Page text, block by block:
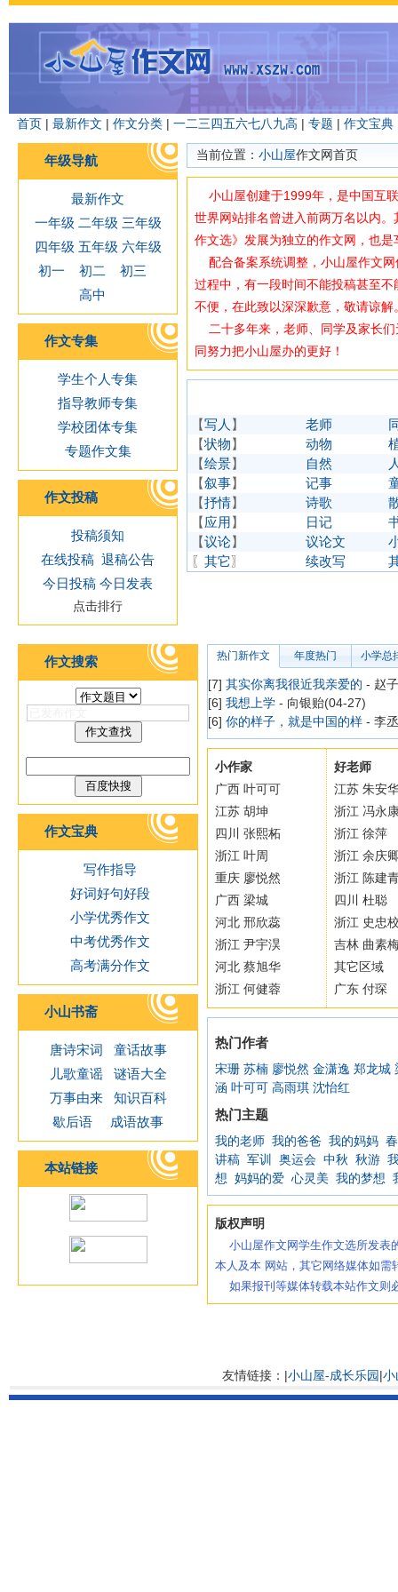
首页 | 最新作文 | 作文分类 | 一二三四五六七八九高 | 专题 | 作文宝典
年级导航
最新作文
一年级 二年级 三年级
四年级 五年级 六年级
初一
初二
初三
高中
作文专集
学生个人专集
指导教师专集
学校团体专集
专题作文集
作文投稿
投稿须知
在线投稿 退稿公告
今日投稿 今日发表
点击排行
当前位置： 小山屋作文网首页
小山屋创建于1999年，是中国互
世界网站排名曾进入前两万名以内
作文选》发展为独立的作文网，也
配合备案系统调整，小山屋作文网
过程中，有一段时间不能投稿甚至
不便，在此致以深深歉意，敬请谅解
二十多年来，老师、同学及家长们
同努力把小山屋办的更好！
【写人 】 老师
【状物】 动物
【绘景】 自然
【叙事】 记事
【抒情】 诗歌
【应用】 日记
【议论】 议论文
〖 其它〗 续改写
作文搜索
作文宝典
写作指导
好词好句好段
小学优秀作文
中考优秀作文
高考满分作文
小山书斋
唐诗宋词
童话故事
儿歌童谣
谜语大全
万事由来
知识百科
歇后语
成语故事
本站链接
热门新作文 年度热门 小学总
[7] 其实你离我很近我亲爱的 - 赵
[6] 我想上学 - 向银贻(04-27)
[6] 你的样子，就是中国的样 - 李
小作家
广西 叶可可
江苏 胡坤
四川 张熙柘
浙江 叶周
重庆 廖悦然
广西 梁城
河北 邢欣蕊
浙江 尹宇淏
河北 蔡旭华
浙江 何健蓉
好老师
江苏 朱安
浙江 冯永
浙江 徐萍
浙江 余庆
浙江 陈建
四川 杜聪
浙江 史忠
吉林 曲素
其它区域
广东 付琛
热门作者
宋珊 苏楠 廖悦然 金潇逸 郑龙城
涵 叶可可 高雨琪 沈怡红
热门主题
我的老师 我的爸爸 我的妈妈
讲稿 军训 奥运会 中秋 秋游
想 妈妈的爱 心灵美 我的梦想
版权声明
小山屋作文网学生作文选所发表
本人及本 网站，其它网络媒体如需
如果报刊等媒体转载本站作文则
友情链接：|小山屋-成长乐园|小